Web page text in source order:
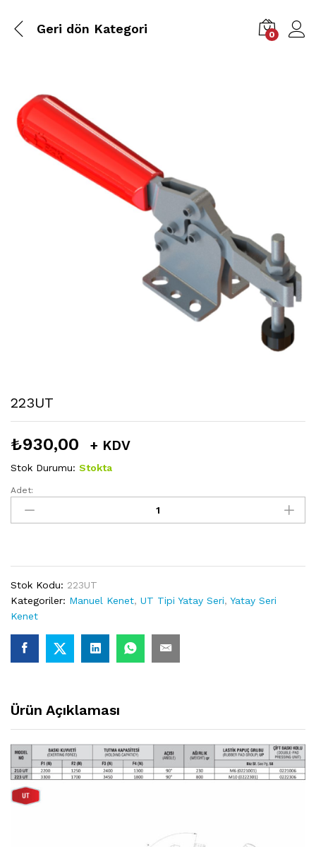
Geri dön Kategori 0
223UT
₺930,00 + KDV
Stok Durumu: Stokta
223UT
miktarı
Adet:
Stok Kodu: 223UT
Kategoriler: Manuel Kenet, UT Tipi Yatay Seri, Yatay Seri
Kenet
Ürün Açıklaması